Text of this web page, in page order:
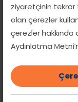
ziyaretçinin tekrar
olan çerezler
çerezler hakkında
Aydınlatma
** Fiziksel olarak
çello veya büyük
Piyano, keman